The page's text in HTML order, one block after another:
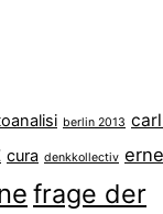
berlin 2013
cura denkkollectiv
frage der